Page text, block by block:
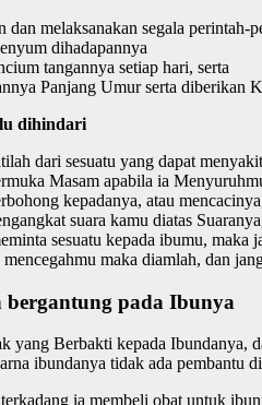
dan melaksanakan segala perintah-
dihadapannya
tangannya setiap hari, serta
Panjang Umur serta diberikan
dihindari
dari sesuatu yang dapat
Masam apabila ia
kepadanya, atau
suara kamu diatas
sesuatu kepada ibumu, maka
maka diamlah, dan
bergantung pada Ibunya
yang Berbakti kepada Ibundanya,
ibundanya tidak ada pembantu
ia membeli obat untuk